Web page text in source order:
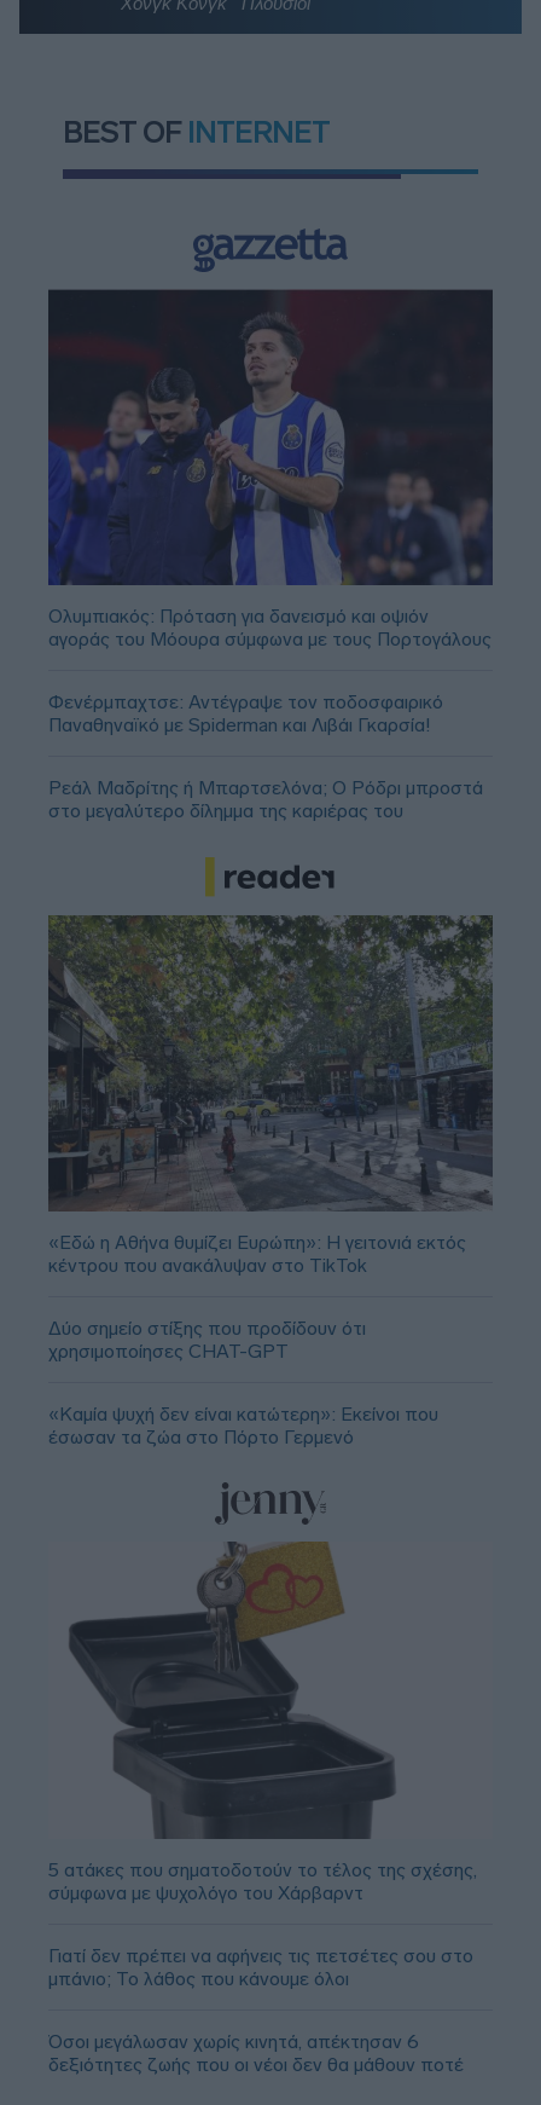
BEST OF INTERNET
Ολυμπιακός: Πρόταση για δανεισμό και οψιόν
αγοράς του Μόουρα σύμφωνα με τους Πορτογάλους
Φενέρμπαχτσε: Αντέγραψε τον ποδοσφαιρικό
Παναθηναϊκό με Spiderman και Λιβάι Γκαρσία!
Ρεάλ Μαδρίτης ή Μπαρτσελόνα; Ο Ρόδρι μπροστά
στο μεγαλύτερο δίλημμα της καριέρας του
«Εδώ η Αθήνα θυμίζει Ευρώπη»: H γειτονιά εκτός
κέντρου που ανακάλυψαν στο TikTok
Δύο σημείο στίξης που προδίδουν ότι
χρησιμοποίησες CHAT-GPT
«Καμία ψυχή δεν είναι κατώτερη»: Εκείνοι που
έσωσαν τα ζώα στο Πόρτο Γερμενό
5 ατάκες που σηματοδοτούν το τέλος της σχέσης,
σύμφωνα με ψυχολόγο του Χάρβαρντ
Γιατί δεν πρέπει να αφήνεις τις πετσέτες σου στο
μπάνιο; Το λάθος που κάνουμε όλοι
Όσοι μεγάλωσαν χωρίς κινητά, απέκτησαν 6
δεξιότητες ζωής που οι νέοι δεν θα μάθουν ποτέ